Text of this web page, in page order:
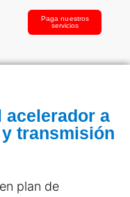
Paga nuestros
servicios
acelerador a
transmisión
plan de